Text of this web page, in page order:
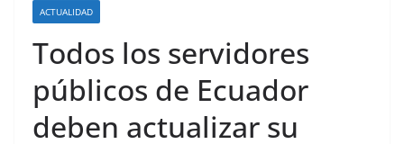
ACTUALIDAD
Todos los servidores
públicos de Ecuador
deben actualizar su